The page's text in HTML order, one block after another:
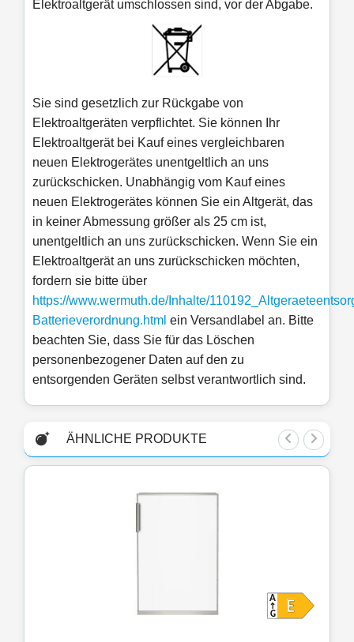
Elektroaltgerät umschlossen sind, vor der Abgabe.
Sie sind gesetzlich zur Rückgabe von
Elektroaltgeräten verpflichtet. Sie können Ihr
Elektroaltgerät bei Kauf eines vergleichbaren
neuen Elektrogerätes unentgeltlich an uns
zurückschicken. Unabhängig vom Kauf eines
neuen Elektrogerätes können Sie ein Altgerät, das
in keiner Abmessung größer als 25 cm ist,
unentgeltlich an uns zurückschicken. Wenn Sie ein
Elektroaltgerät an uns zurückschicken möchten,
fordern sie bitte über
https://www.wermuth.de/Inhalte/
Batterieverordnung.html ein Versandlabel an. Bitte
beachten Sie, dass Sie für das Löschen
personenbezogener Daten auf den zu
entsorgenden Geräten selbst verantwortlich sind.
ÄHNLICHE PRODUKTE